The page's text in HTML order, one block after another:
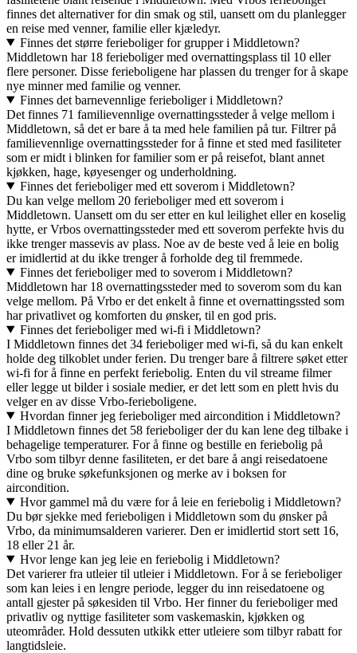
finnes det alternativer for din smak og stil, uansett om du planlegger
en reise med venner, familie eller kjæledyr.
Finnes det større ferieboliger for grupper i Middletown?
Middletown har 18 ferieboliger med overnattingsplass til 10 eller
flere personer. Disse ferieboligene har plassen du trenger for å skape
nye minner med familie og venner.
Finnes det barnevennlige ferieboliger i Middletown?
Det finnes 71 familievennlige overnattingssteder å velge mellom i
Middletown, så det er bare å ta med hele familien på tur. Filtrer på
familievennlige overnattingssteder for å finne et sted med fasiliteter
som er midt i blinken for familier som er på reisefot, blant annet
kjøkken, hage, køyesenger og underholdning.
Finnes det ferieboliger med ett soverom i Middletown?
Du kan velge mellom 20 ferieboliger med ett soverom i
Middletown. Uansett om du ser etter en kul leilighet eller en koselig
hytte, er Vrbos overnattingssteder med ett soverom perfekte hvis du
ikke trenger massevis av plass. Noe av de beste ved å leie en bolig
er imidlertid at du ikke trenger å forholde deg til fremmede.
Finnes det ferieboliger med to soverom i Middletown?
Middletown har 18 overnattingssteder med to soverom som du kan
velge mellom. På Vrbo er det enkelt å finne et overnattingssted som
har privatlivet og komforten du ønsker, til en god pris.
Finnes det ferieboliger med wi-fi i Middletown?
I Middletown finnes det 34 ferieboliger med wi-fi, så du kan enkelt
holde deg tilkoblet under ferien. Du trenger bare å filtrere søket etter
wi-fi for å finne en perfekt feriebolig. Enten du vil streame filmer
eller legge ut bilder i sosiale medier, er det lett som en plett hvis du
velger en av disse Vrbo-ferieboligene.
Hvordan finner jeg ferieboliger med aircondition i Middletown?
I Middletown finnes det 58 ferieboliger der du kan lene deg tilbake i
behagelige temperaturer. For å finne og bestille en feriebolig på
Vrbo som tilbyr denne fasiliteten, er det bare å angi reisedatoene
dine og bruke søkefunksjonen og merke av i boksen for
aircondition.
Hvor gammel må du være for å leie en feriebolig i Middletown?
Du bør sjekke med ferieboligen i Middletown som du ønsker på
Vrbo, da minimumsalderen varierer. Den er imidlertid stort sett 16,
18 eller 21 år.
Hvor lenge kan jeg leie en feriebolig i Middletown?
Det varierer fra utleier til utleier i Middletown. For å se ferieboliger
som kan leies i en lengre periode, legger du inn reisedatoene og
antall gjester på søkesiden til Vrbo. Her finner du ferieboliger med
privatliv og nyttige fasiliteter som vaskemaskin, kjøkken og
uteområder. Hold dessuten utkikk etter utleiere som tilbyr rabatt for
langtidsleie.